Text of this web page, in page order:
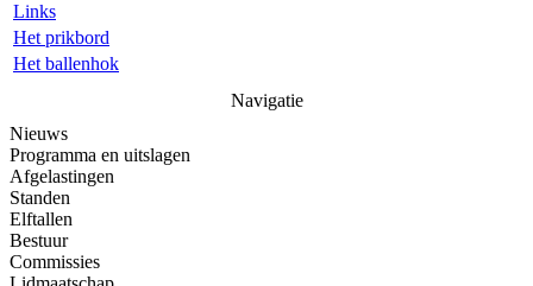
Links
Het prikbord
Het ballenhok
Navigatie
Nieuws
Programma en uitslagen
Afgelastingen
Standen
Elftallen
Bestuur
Commissies